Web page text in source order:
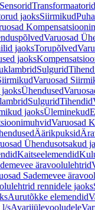
SensoridTransformaatorid
jaoksSiirmikud
Varuosad
jaoksTorupõlved
jaoks
Sulgurid
Varuosad
Ühendused
SulguridTihendid
jaoksÜleminekud
Varuosad
Äärikpuksid
Ühendusotsakud
Kaitseelemendid
äravoolulehtrid
Sademevee
rennidele jaoks
Aurutõkke elemendid
l/sAvariiülevooludele